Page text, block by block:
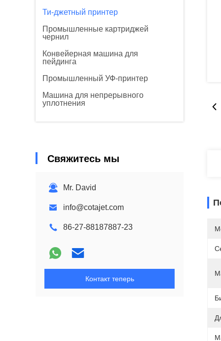
Ти-джетный принтер
Промышленные картриджей
чернил
Конвейерная машина для
пейдинга
Промышленный УФ-принтер
Машина для непрерывного
уплотнения
Свяжитесь мы
Mr. David
info@cotajet.com
86-27-88187887-23
Контакт теперь